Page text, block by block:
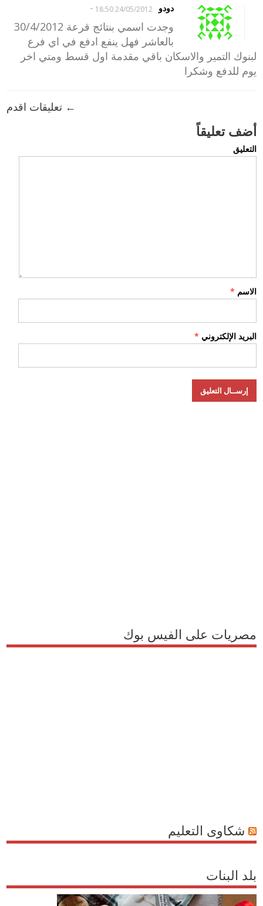
دودو 24/05/2012 18:50
-
وجدت اسمي بنتائج قرعة 30/4/2012
بالعاشر فهل ينفع ادفع في اي فرع
لبنوك التمير والاسكان باقي مقدمة اول قسط ومتي اخر
يوم للدفع وشكرا
← تعليقات اقدم
أضف تعليقاً
التعليق
الاسم *
البريد الإلكتروني *
مصريات على الفيس بوك
شكاوى التعليم
بلد البنات